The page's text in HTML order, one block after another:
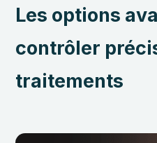
Les options
contrôler
traitements